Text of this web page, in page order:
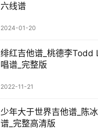
六线谱
2024-01-20
绯红吉他谱_桃德李Todd
唱谱_完整版
2022-11-21
少年大于世界吉他谱_陈
谱_完整高清版